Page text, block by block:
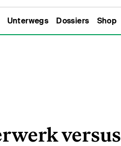
Unterwegs Dossiers Shop
versus